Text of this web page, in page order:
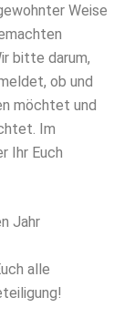
Weise
bitte darum,
ob und
möchtet und
Im
Ihr Euch
Jahr
alle